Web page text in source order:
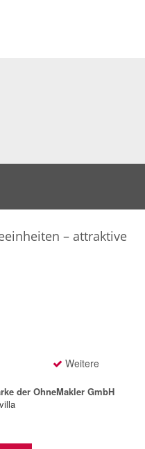
– attraktive
Weitere
der OhneMakler GmbH